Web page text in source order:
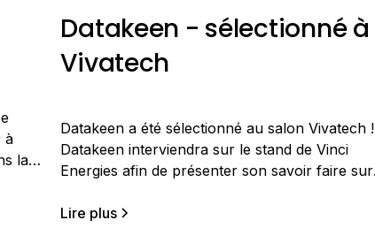
à
la
Datakeen - sélectionné à
Vivatech
Datakeen a été sélectionné au salon Vivatech !
Datakeen interviendra sur le stand de Vinci
Energies afin de présenter son savoir faire sur
participer au challenge Vinci Energies. VINCI
Lire plus